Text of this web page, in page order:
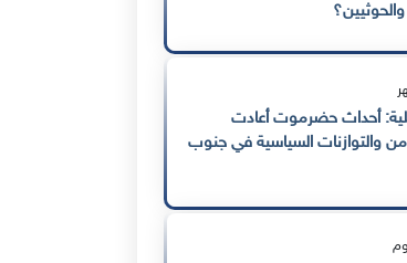
أحداث حضرموت أعادت
والتوازنات السياسية في جنوب